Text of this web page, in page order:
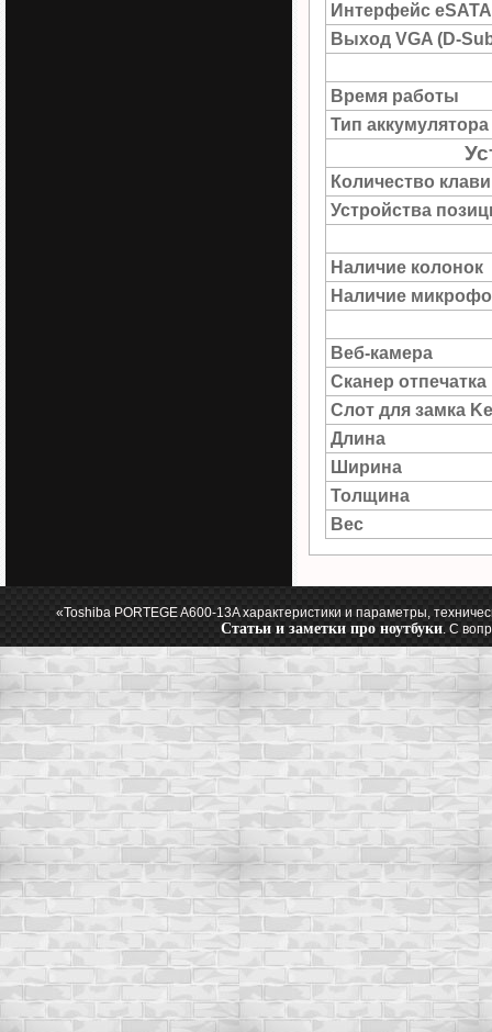
Интерфейс eSATA
Выход VGA (D-
Время работы
Тип аккумулятора
Количество
Устройства
Наличие колонок
Наличие
Веб-камера
Сканер
Слот для замка
Длина
Ширина
Толщина
Вес
«Toshiba PORTEGE A600-13A характеристики и параметры,
Статьи и заметки про ноутбуки. С